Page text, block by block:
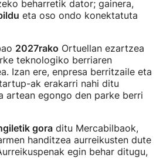
beharretik dator; gainera,
eta oso ondo konektatuta
2027rako Ortuellan ezartzea
teknologiko berriaren
Izan ere, enpresa berritzaile eta
ak erakarri nahi ditu
artean egongo den parke berri
gora ditu Mercabilbaok,
handitzea aurreikusten dute
egin behar ditugu,